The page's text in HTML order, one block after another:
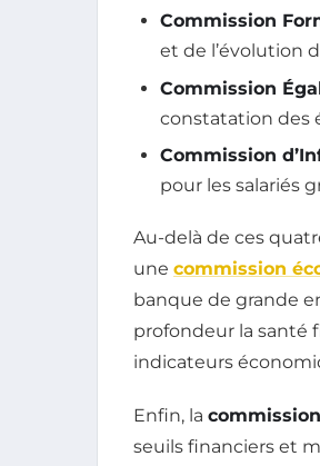
Commission
et de l’évolution
Commission
constatation des
Commission
pour les salariés
Au-delà de ces
une commission
banque de grande
profondeur la santé
indicateurs
Enfin, la
seuils financiers et